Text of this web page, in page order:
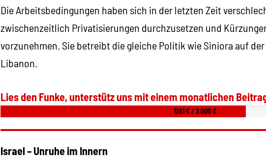
Die Arbeitsbedingungen haben sich in der letzten Zeit
zwischenzeitlich Privatisierungen durchzusetzen und
vorzunehmen. Sie betreibt die gleiche Politik wie Siniora auf
Libanon.
Lies den Funke, unterstütz uns mit einem monatlichen
1261 € / 2.000 €
Israel – Unruhe im Innern